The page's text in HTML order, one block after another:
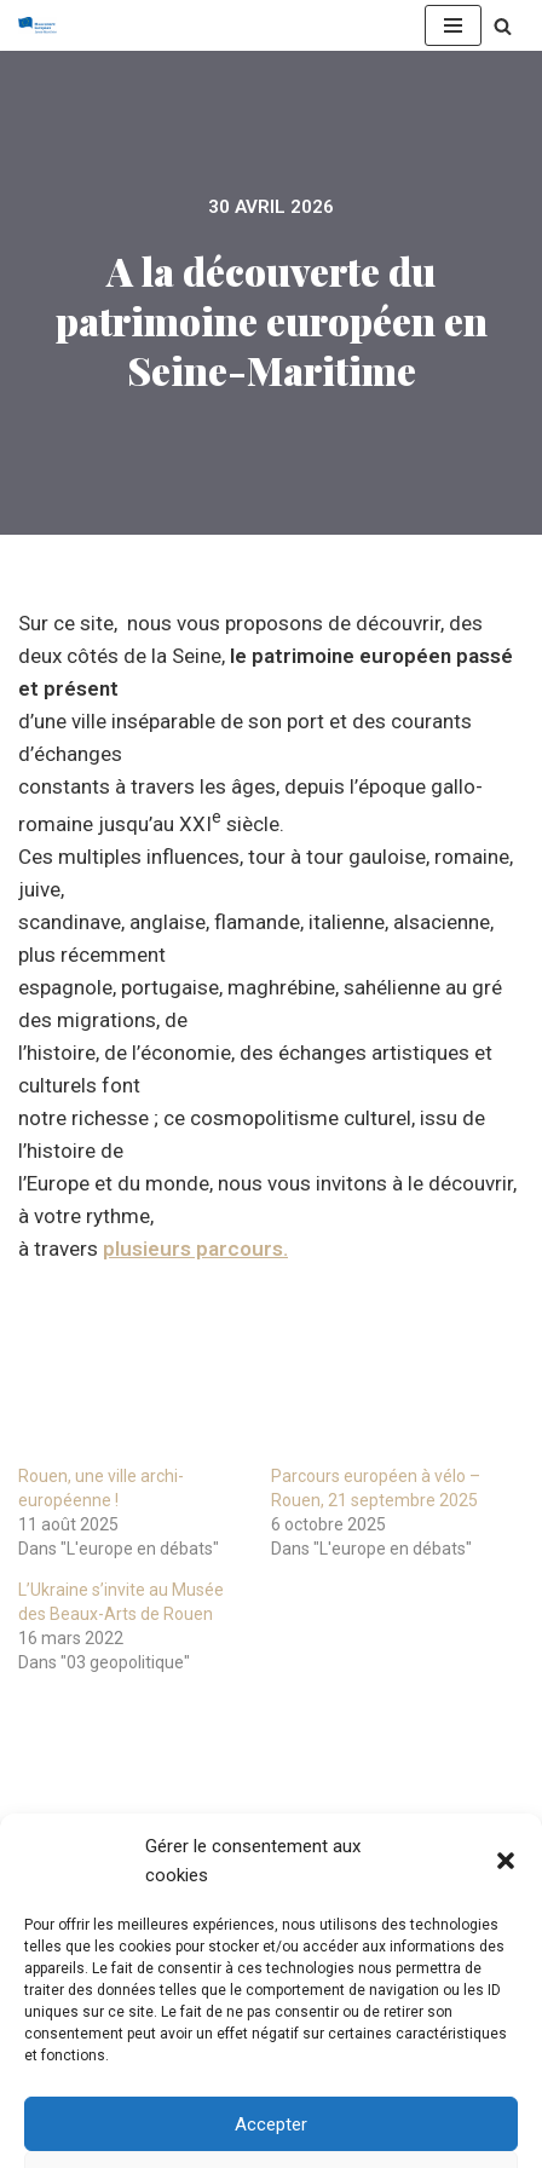
Gérer le consentement aux
cookies
Pour offrir les meilleures expériences, nous utilisons des technologies
telles que les cookies pour stocker et/ou accéder aux informations des
appareils. Le fait de consentir à ces technologies nous permettra de
traiter des données telles que le comportement de navigation ou les ID
uniques sur ce site. Le fait de ne pas consentir ou de retirer son
consentement peut avoir un effet négatif sur certaines caractéristiques
et fonctions.
Accepter
30 AVRIL 2026
A la découverte du
patrimoine européen en
Seine-Maritime
Sur ce site, nous vous proposons de découvrir, des
deux côtés de la Seine, le patrimoine européen passé
et présent
d’une ville inséparable de son port et des courants
d’échanges
constants à travers les âges, depuis l’époque gallo-
romaine jusqu’au XXIe siècle.
Ces multiples influences, tour à tour gauloise, romaine,
juive,
scandinave, anglaise, flamande, italienne, alsacienne,
plus récemment
espagnole, portugaise, maghrébine, sahélienne au gré
des migrations, de
l’histoire, de l’économie, des échanges artistiques et
culturels font
notre richesse ; ce cosmopolitisme culturel, issu de
l’histoire de
l’Europe et du monde, nous vous invitons à le découvrir,
à votre rythme,
à travers plusieurs parcours.
Rouen, une ville archi-
européenne !
11 août 2025
Dans "L'europe en débats"
Parcours européen à vélo –
Rouen, 21 septembre 2025
6 octobre 2025
Dans "L'europe en débats"
L’Ukraine s’invite au Musée
des Beaux-Arts de Rouen
16 mars 2022
Dans "03 geopolitique"